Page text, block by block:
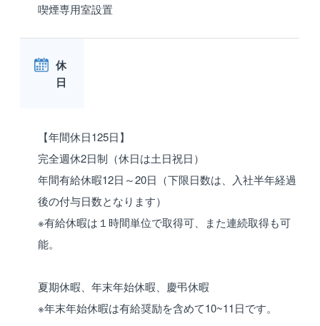
喫煙専用室設置
休
日
【年間休日125日】
完全週休2日制（休日は土日祝日）
年間有給休暇12日～20日（下限日数は、入社半年経過
後の付与日数となります）
※有給休暇は１時間単位で取得可、また連続取得も可
能。
夏期休暇、年末年始休暇、慶弔休暇
※年末年始休暇は有給奨励を含めて10~11日です。